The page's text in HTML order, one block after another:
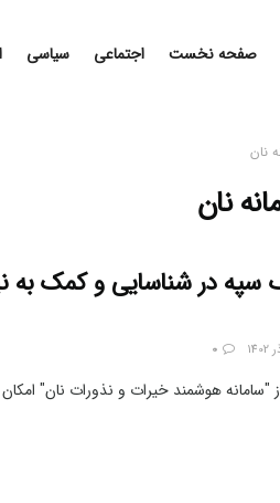
صفحه نخست اجتماعی سیاسی
نان
نان
سپه در شناسایی و کمک به
"سامانه هوشمند خیرات و نذورات نان" امکان